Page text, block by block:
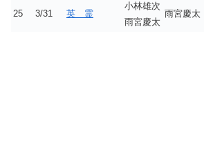
25 3/31 英 霊
小林雄次
雨宮慶太
雨宮慶太